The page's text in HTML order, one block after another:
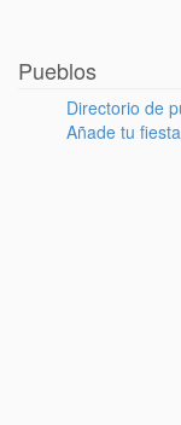
Pueblos
Directorio de
Añade tu